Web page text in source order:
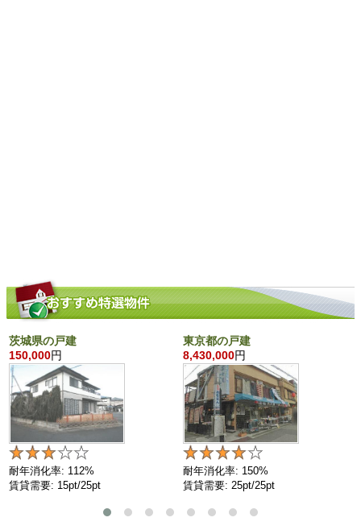
茨城県の戸建
150,000円
耐年消化率: 112%
賃貸需要: 15pt/25pt
東京都の戸建
8,430,000円
耐年消化率: 150%
賃貸需要: 25pt/25pt